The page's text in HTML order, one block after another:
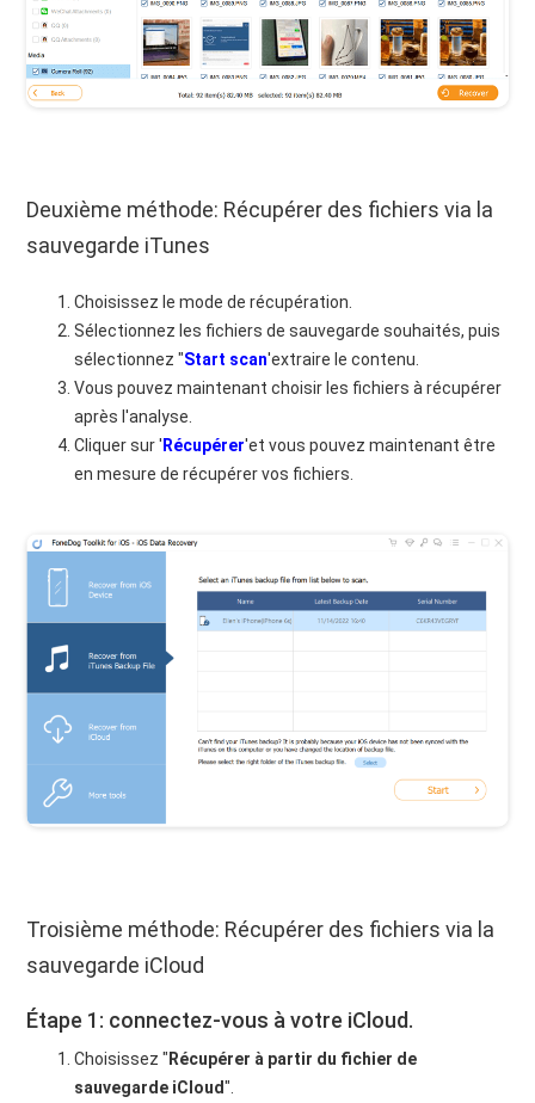
Deuxième méthode: Récupérer des fichiers via la
sauvegarde iTunes
Choisissez le mode de récupération.
Sélectionnez les fichiers de sauvegarde souhaités, puis
sélectionnez "Start scan'extraire le contenu.
Vous pouvez maintenant choisir les fichiers à récupérer
après l'analyse.
Cliquer sur ' Récupérer'et vous pouvez maintenant être
en mesure de récupérer vos fichiers.
Troisième méthode: Récupérer des fichiers via la
sauvegarde iCloud
Étape 1: connectez-vous à votre iCloud.
Choisissez " Récupérer à partir du fichier de
sauvegarde iCloud".